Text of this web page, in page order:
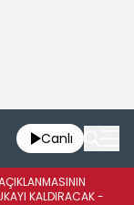
Canlı
KALDIRACAK -